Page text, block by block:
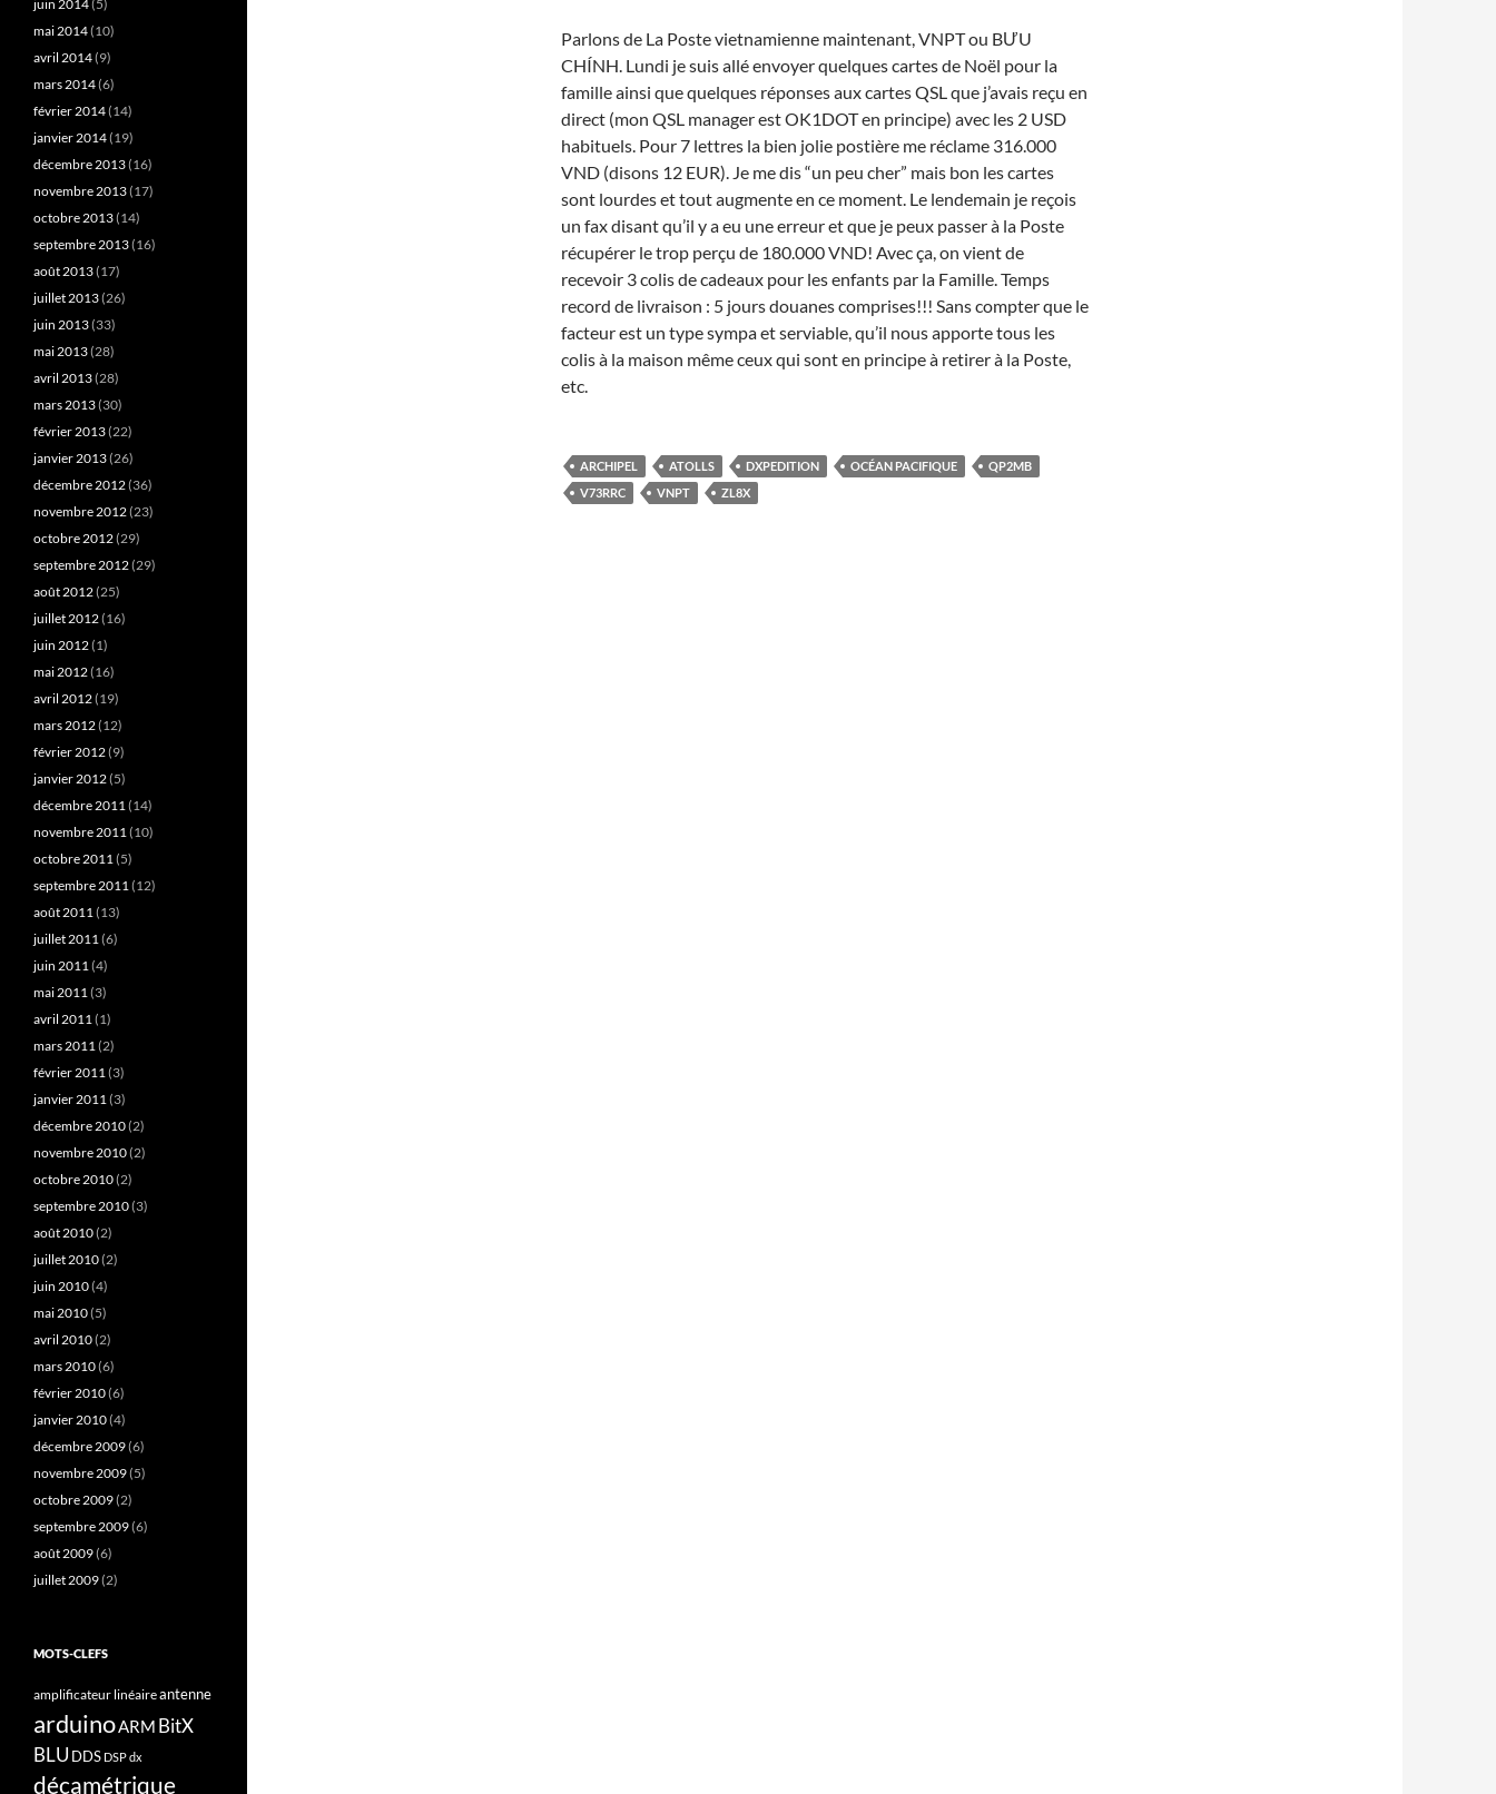
Parlons de La Poste vietnamienne maintenant, VNPT ou BƯU
CHÍNH. Lundi je suis allé envoyer quelques cartes de Noël pour la
famille ainsi que quelques réponses aux cartes QSL que j’avais reçu en
direct (mon QSL manager est OK1DOT en principe) avec les 2 USD
habituels. Pour 7 lettres la bien jolie postière me réclame 316.000
VND (disons 12 EUR). Je me dis “un peu cher” mais bon les cartes
sont lourdes et tout augmente en ce moment. Le lendemain je reçois
un fax disant qu’il y a eu une erreur et que je peux passer à la Poste
récupérer le trop perçu de 180.000 VND! Avec ça, on vient de
recevoir 3 colis de cadeaux pour les enfants par la Famille. Temps
record de livraison : 5 jours douanes comprises!!! Sans compter que le
facteur est un type sympa et serviable, qu’il nous apporte tous les
colis à la maison même ceux qui sont en principe à retirer à la Poste,
etc.
ARCHIPEL ATOLLS DXPEDITION OCÉAN PACIFIQUE
QP2MB
V73RRC
VNPT ZL8X
juin 2014(5)
mai 2014(10)
avril 2014(9)
mars 2014(6)
février 2014(14)
janvier 2014(19)
décembre 2013(16)
novembre 2013(17)
octobre 2013(14)
septembre 2013(16)
août 2013(17)
juillet 2013(26)
juin 2013(33)
mai 2013(28)
avril 2013(28)
mars 2013(30)
février 2013(22)
janvier 2013(26)
décembre 2012(36)
novembre 2012(23)
octobre 2012(29)
septembre 2012(29)
août 2012(25)
juillet 2012(16)
juin 2012(1)
mai 2012(16)
avril 2012(19)
mars 2012(12)
février 2012(9)
janvier 2012(5)
décembre 2011(14)
novembre 2011(10)
octobre 2011(5)
septembre 2011(12)
août 2011(13)
juillet 2011(6)
juin 2011(4)
mai 2011(3)
avril 2011(1)
mars 2011(2)
février 2011(3)
janvier 2011(3)
décembre 2010(2)
novembre 2010(2)
octobre 2010(2)
septembre 2010(3)
août 2010(2)
juillet 2010(2)
juin 2010(4)
mai 2010(5)
avril 2010(2)
mars 2010(6)
février 2010(6)
janvier 2010(4)
décembre 2009(6)
novembre 2009(5)
octobre 2009(2)
septembre 2009(6)
août 2009(6)
juillet 2009(2)
MOTS-CLEFS
amplificateur linéaireantenne
arduinoARM BitX
BLU DDS DSPdx
décamétrique